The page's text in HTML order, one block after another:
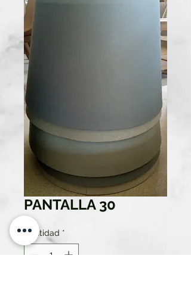
PANTALLA 30
Cantidad *